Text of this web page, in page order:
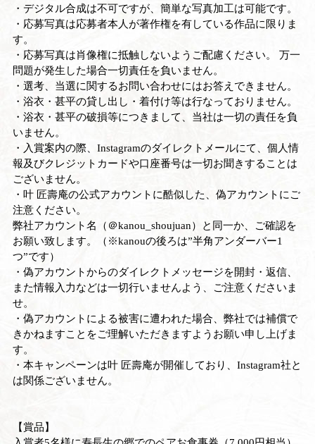
・デジタル合成は不可ですが、簡単な写真加工は可能です。
・応募写真は応募者本人が著作権を有している作品に限りま
す。
・応募写真は肖像権に抵触しないようご配慮ください。 万一
問題が発生した場合一切責任を負いません。
・選考、当選に関するお問い合わせにはお答えできません。
・浴衣・甚平の貸し出し・着付け等は行なっておりません。
・浴衣・甚平の破損等につきまして、当社は一切の責任を負
いません。
・入賞案内の際、Instagramのダイレクトメールにて、個人情
報及びクレジットカードや口座番号は一切お聞きすることは
ございません。
・叶 匠壽庵の公式アカウントに酷似した、偽アカウントにご
注意ください。
弊社アカウント名（＠kanou_shoujuan）と同一か、ご確認を
お願い致します。（※kanouの後ろは”半角アンダーバー1
つ”です）
・偽アカウントからのダイレクトメッセージを開封・返信、
また情報入力などは一切行いませんよう、ご注意くださいま
せ。
・偽アカウントによる被害に遭われた場合、弊社では補償で
きかねますことをご理解いただきますようお願い申し上げま
す。
・本キャンペーンは叶 匠壽庵が開催しており、Instagram社と
は関係ございません。
【賞品】